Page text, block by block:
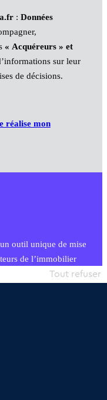
: Données
« Acquéreurs » et
sur leur
de décisions.
réalise mon
outil unique de mise
de l’immobilier
simple et intégrant
Tout refuser